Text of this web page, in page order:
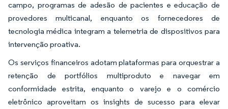
campo, programas de adesão de pacientes e educação de
provedores multicanal, enquanto os fornecedores de
tecnologia médica integram a telemetria de dispositivos para
intervenção proativa.
Os serviços financeiros adotam plataformas para orquestrar a
retenção de portfólios multiproduto e navegar em
conformidade estrita, enquanto o varejo e o comércio
eletrônico aproveitam os insights de sucesso para elevar